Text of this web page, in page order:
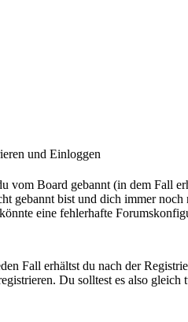
und Einloggen
Board gebannt (in dem Fall
bist und dich immer
eine fehlerhafte
Fall erhältst du nach der
Du solltest es also gleich